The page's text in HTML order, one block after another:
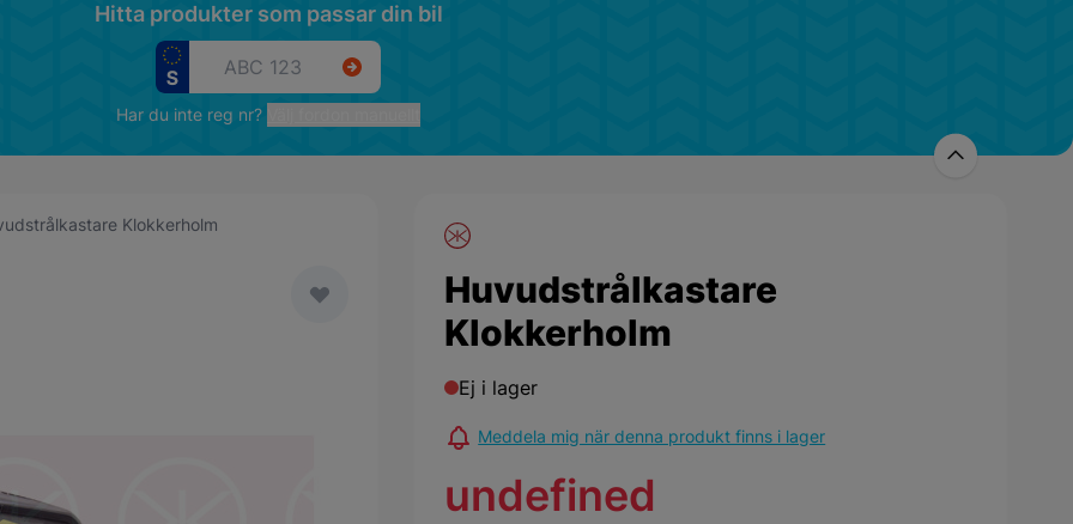
Hitta produkter som passar din bil
Har du inte reg nr?
Klokkerholm
Huvudstrålkastare
Klokkerholm
Ej i lager
Meddela mig när denna produkt finns i lager
undefined